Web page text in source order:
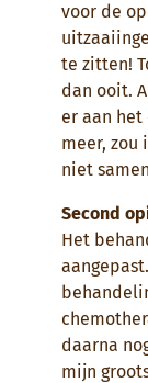
voor de
te zitten!
dan ooit.
er aan
meer, zou
niet
Second
Het
daarna
mijn